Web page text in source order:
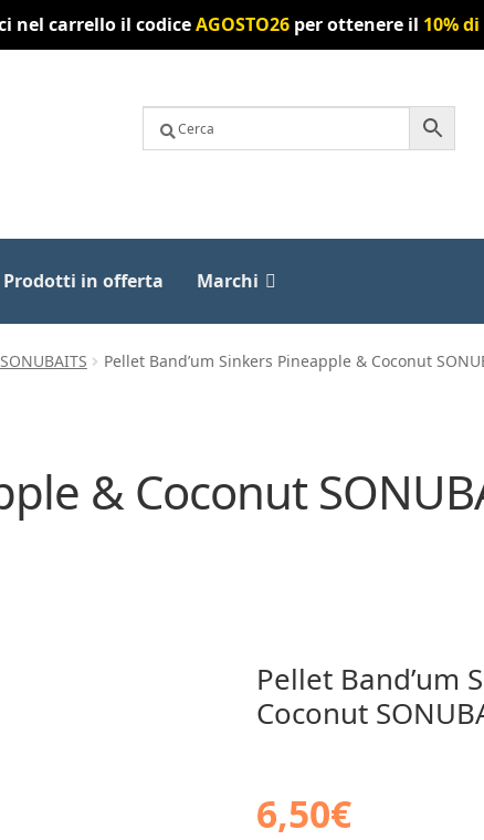
nel carrello il codiceAGOSTO26per ottenere il 10%
Prodotti in offerta Marchi
Pellet Band’um Sinkers Pineapple & Coconut
& Coconut
Pellet Band’um
Coconut
6,50€